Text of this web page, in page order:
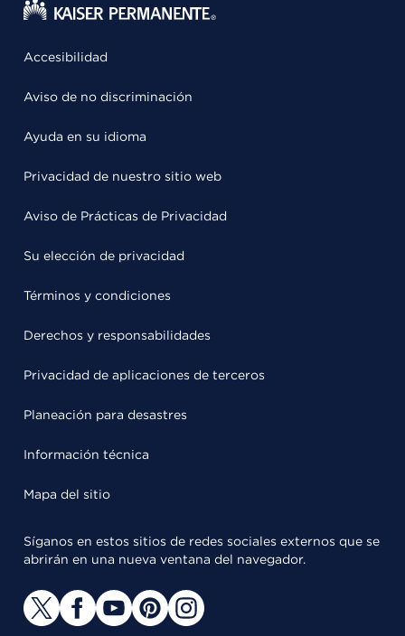
Accesibilidad
Aviso de no discriminación
Ayuda en su idioma
Privacidad de nuestro sitio web
Aviso de Prácticas de Privacidad
Su elección de privacidad
Términos y condiciones
Derechos y responsabilidades
Privacidad de aplicaciones de terceros
Planeación para desastres
Información técnica
Mapa del sitio
Síganos en estos sitios de redes sociales externos que se
abrirán en una nueva ventana del navegador.